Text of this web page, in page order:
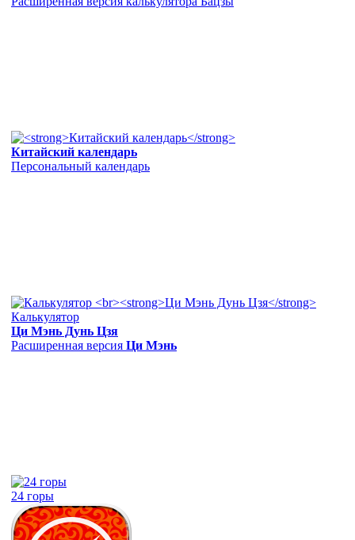
Китайский календарь
Персональный календарь
Калькулятор
Ци Мэнь Дунь Цзя
Расширенная версия Ци Мэнь
24 горы